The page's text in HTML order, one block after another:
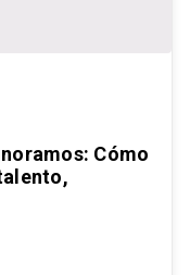
Cómo